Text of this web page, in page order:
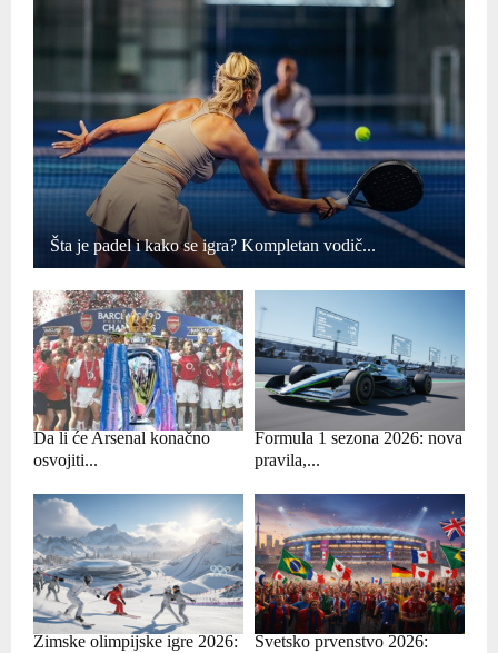
Šta je padel i kako se igra? Kompletan vodič...
Da li će Arsenal konačno
osvojiti...
Formula 1 sezona 2026: nova
pravila,...
Zimske olimpijske igre 2026:
Svetsko prvenstvo 2026: